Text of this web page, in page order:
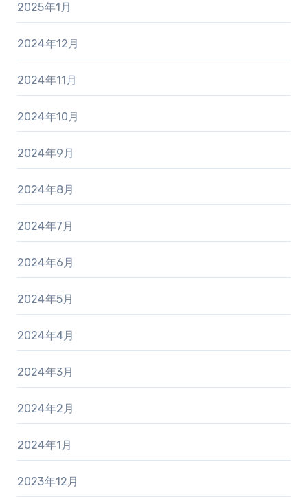
2025年1月
2024年12月
2024年11月
2024年10月
2024年9月
2024年8月
2024年7月
2024年6月
2024年5月
2024年4月
2024年3月
2024年2月
2024年1月
2023年12月